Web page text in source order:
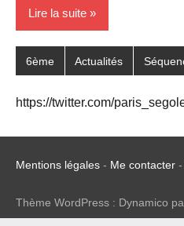
Lire la suite
6ème Actualités
https://twitter.com/
Mentions légales - Me contacter -
Thème WordPress : Dynamico